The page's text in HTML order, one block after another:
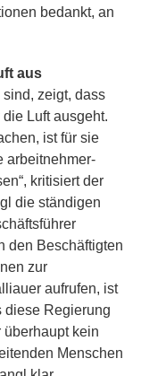
bedankt, an
aus
zeigt, dass
Luft ausgeht.
ist für sie
arbeitnehmer-
kritisiert der
die ständigen
den Beschäftigten
zur
aufrufen, ist
diese Regierung
kein
Menschen